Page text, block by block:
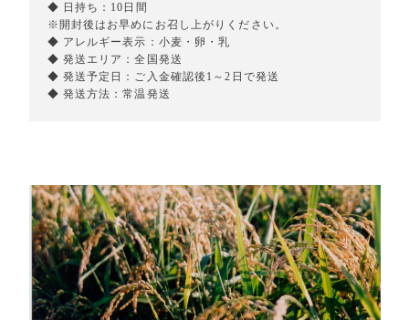
◆ 日持ち：10日間
※開封後はお早めにお召し上がりください。
◆ アレルギー表示：小麦・卵・乳
◆ 発送エリア：全国発送
◆ 発送予定日：ご入金確認後1～2日で発送
◆ 発送方法：常温発送